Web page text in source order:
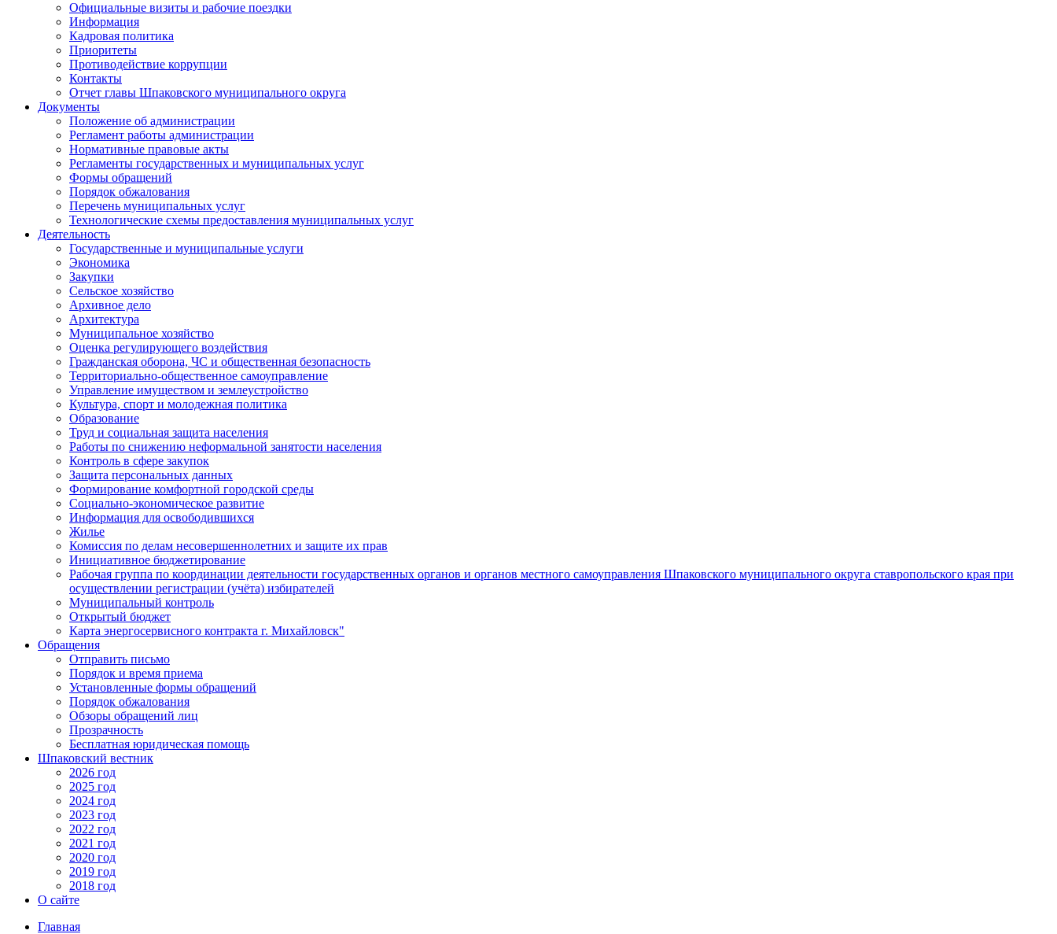
Официальные визиты и рабочие поездки
Информация
Кадровая политика
Приоритеты
Противодействие коррупции
Контакты
Отчет главы Шпаковского муниципального округа
Документы
Положение об администрации
Регламент работы администрации
Нормативные правовые акты
Регламенты государственных и муниципальных услуг
Формы обращений
Порядок обжалования
Перечень муниципальных услуг
Технологические схемы предоставления муниципальных услуг
Деятельность
Государственные и муниципальные услуги
Экономика
Закупки
Сельское хозяйство
Архивное дело
Архитектура
Муниципальное хозяйство
Оценка регулирующего воздействия
Гражданская оборона, ЧС и общественная безопасность
Территориально-общественное самоуправление
Управление имуществом и землеустройство
Культура, спорт и молодежная политика
Образование
Труд и социальная защита населения
Работы по снижению неформальной занятости населения
Контроль в сфере закупок
Защита персональных данных
Формирование комфортной городской среды
Социально-экономическое развитие
Информация для освободившихся
Жилье
Комиссия по делам несовершеннолетних и защите их прав
Инициативное бюджетирование
Рабочая группа по координации деятельности государственных органов и органов местного самоуправления Шпаковского муниципального округа ставропольского края при
осуществлении регистрации (учёта) избирателей
Муниципальный контроль
Открытый бюджет
Карта энергосервисного контракта г. Михайловск"
Обращения
Отправить письмо
Порядок и время приема
Установленные формы обращений
Порядок обжалования
Обзоры обращений лиц
Прозрачность
Бесплатная юридическая помощь
Шпаковский вестник
2026 год
2025 год
2024 год
2023 год
2022 год
2021 год
2020 год
2019 год
2018 год
О сайте
Главная